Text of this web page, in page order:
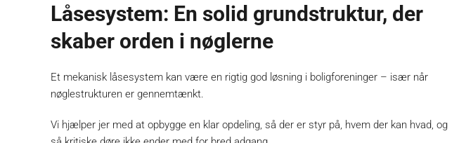
Låsesystem: En solid grundstruktur, der
skaber orden i nøglerne
Et mekanisk låsesystem kan være en rigtig god løsning i boligforeninger – især når
nøglestrukturen er gennemtænkt.
Vi hjælper jer med at opbygge en klar opdeling, så der er styr på, hvem der kan hvad, og